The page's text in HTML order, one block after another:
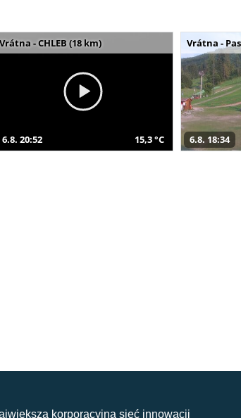
Vrátna - CHLEB (18 km)
6.8. 20:52 15,3 °C
Vrátna -
6.8. 18:34
korporacyjna sieć innowacji